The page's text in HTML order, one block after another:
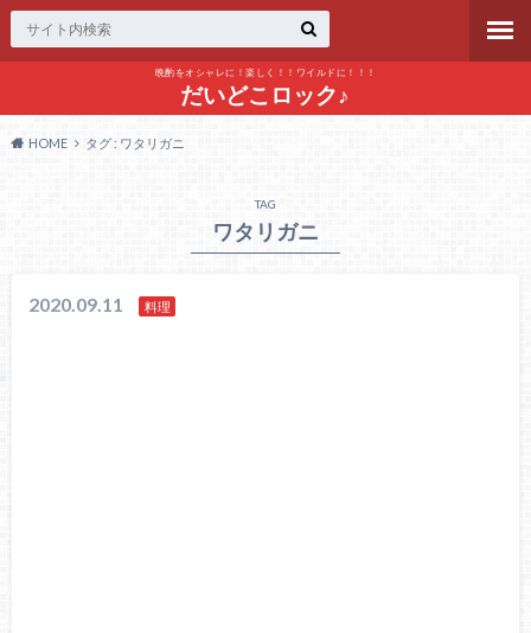
晩酌をオシャレに！楽しく！！ワイルドに！！！
だいどこロック♪
HOME タグ : ワタリガニ
TAG
ワタリガニ
2020.09.11 料理